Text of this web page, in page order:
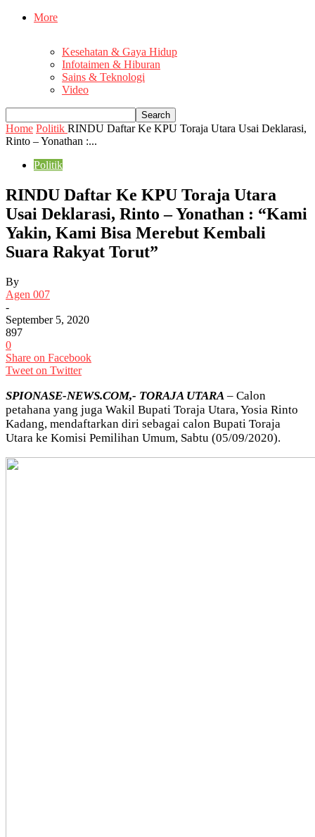
More
Kesehatan & Gaya Hidup
Infotaimen & Hiburan
Sains & Teknologi
Video
Home Politik RINDU Daftar Ke KPU Toraja Utara Usai Deklarasi,
Rinto – Yonathan :...
Politik
RINDU Daftar Ke KPU Toraja Utara
Usai Deklarasi, Rinto – Yonathan : “Kami
Yakin, Kami Bisa Merebut Kembali
Suara Rakyat Torut”
By
Agen 007
-
September 5, 2020
897
0
Share on Facebook
Tweet on Twitter
SPIONASE-NEWS.COM,- TORAJA UTARA – Calon
petahana yang juga Wakil Bupati Toraja Utara, Yosia Rinto
Kadang, mendaftarkan diri sebagai calon Bupati Toraja
Utara ke Komisi Pemilihan Umum, Sabtu (05/09/2020).